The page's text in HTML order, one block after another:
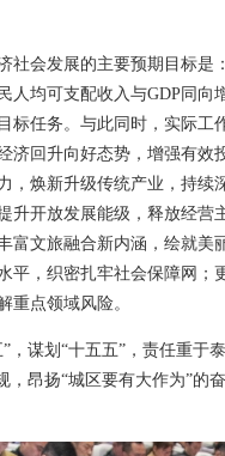
社会发展的主要预期目标
人均可支配收入与GDP同
标任务。与此同时，实际
济回升向好态势，增强有
，焕新升级传统产业，持
升开放发展能级，释放经
富文旅融合新内涵，绘就
平，织密扎牢社会保障网
重点领域风险。
，谋划“十五五”，责任重于
，昂扬“城区要有大作为”